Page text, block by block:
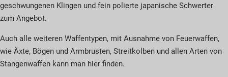
geschwungenen Klingen und fein polierte japanische Schwerter
zum Angebot.
Auch alle weiteren Waffentypen, mit Ausnahme von Feuerwaffen,
wie Äxte, Bögen und Armbrusten, Streitkolben und allen Arten von
Stangenwaffen kann man hier finden.